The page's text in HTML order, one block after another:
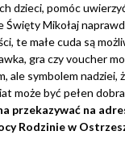
dzieci, pomóc
Święty Mikołaj
te małe cuda są
gra czy voucher
ale symbolem nadziei,
może być pełen
przekazywać na
Rodzinie w